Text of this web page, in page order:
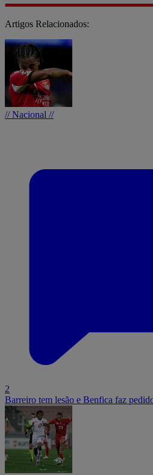
Artigos Relacionados:
// Nacional //
2
Barreiro tem lesão e Benfica faz